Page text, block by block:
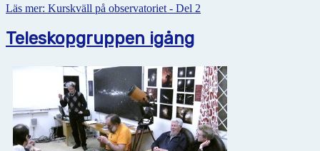
Läs mer: Kurskväll på observatoriet - Del 2
Teleskopgruppen igång